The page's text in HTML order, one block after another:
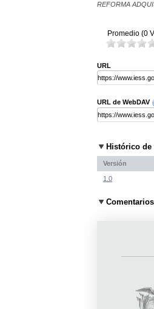
REFORMA
Promedio (0
URL
URL de WebDAV
Histórico
Versión
1.0
Comentarios